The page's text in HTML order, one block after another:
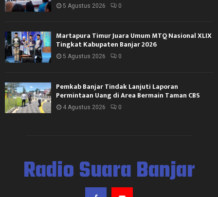
5 Agustus 2026 0
Martapura Timur Juara Umum MTQ Nasional XLIX
Tingkat Kabupaten Banjar 2026
5 Agustus 2026 0
Pemkab Banjar Tindak Lanjuti Laporan
Permintaan Uang di Area Bermain Taman CBS
4 Agustus 2026 0
Radio Suara Banjar